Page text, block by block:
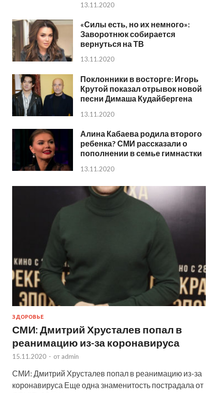
13.11.2020
«Силы есть, но их немного»:
Заворотнюк собирается
вернуться на ТВ
13.11.2020
Поклонники в восторге: Игорь
Крутой показал отрывок новой
песни Димаша Кудайбергена
13.11.2020
Алина Кабаева родила второго
ребенка? СМИ рассказали о
пополнении в семье гимнастки
13.11.2020
ЗДОРОВЬЕ
СМИ: Дмитрий Хрусталев попал в
реанимацию из-за коронавируса
15.11.2020 - от admin
СМИ: Дмитрий Хрусталев попал в реанимацию из-за
коронавируса Еще одна знаменитость пострадала от